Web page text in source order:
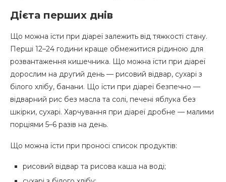
Дієта перших днів
Що можна їсти при діареї залежить від тяжкості стану.
Перші 12–24 години краще обмежитися рідиною для
розвантаження кишечника. Що можна їсти при діареї
дорослим на другий день — рисовий відвар, сухарі з
білого хлібу, банани. Що їсти при діареї безпечно —
відварний рис без масла та солі, печені яблука без
шкірки, сухарі. Харчування при діареї дробне — малими
порціями 5–6 разів на день.
Що можна їсти при проносі список продуктів:
рисовий відвар та рисова каша на воді;